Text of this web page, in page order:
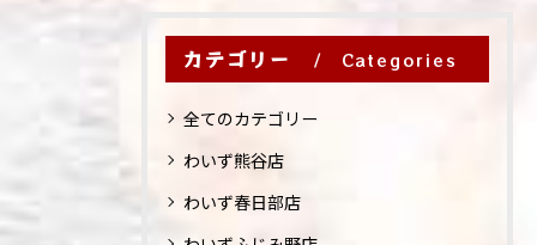
カテゴリー Categories
全てのカテゴリー
わいず熊谷店
わいず春日部店